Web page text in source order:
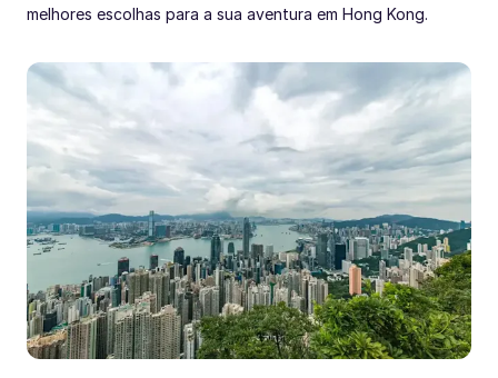
melhores escolhas para a sua aventura em Hong Kong.